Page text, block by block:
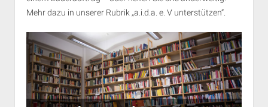
Mehr dazu in unserer Rubrik „a.i.d.a. e. V unterstützen“.